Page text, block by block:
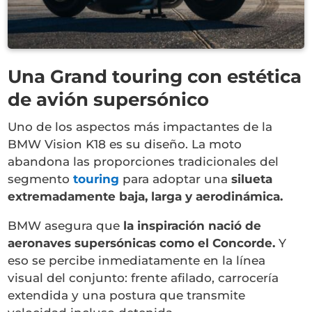
Una Grand touring con estética
de avión supersónico
Uno de los aspectos más impactantes de la
BMW Vision K18 es su diseño. La moto
abandona las proporciones tradicionales del
segmentotouring para adoptar unasilueta
extremadamente baja, larga y aerodinámica.
BMW asegura que la inspiración nació de
aeronaves supersónicas como el Concorde. Y
eso se percibe inmediatamente en la línea
visual del conjunto: frente afilado, carrocería
extendida y una postura que transmite